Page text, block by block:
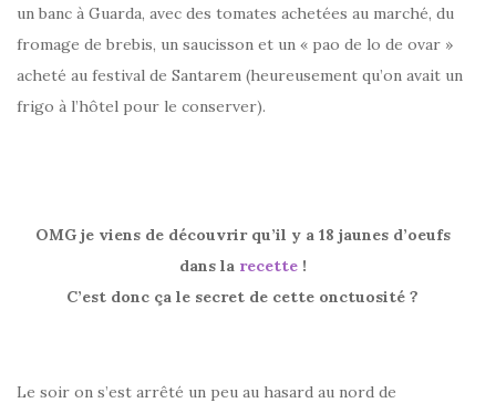
un banc à Guarda, avec des tomates achetées au marché, du
fromage de brebis, un saucisson et un « pao de lo de ovar »
acheté au festival de Santarem (heureusement qu’on avait un
frigo à l’hôtel pour le conserver).
OMG je viens de découvrir qu’il y a 18 jaunes d’oeufs
dans la recette!
C’est donc ça le secret de cette onctuosité ?
Le soir on s’est arrêté un peu au hasard au nord de